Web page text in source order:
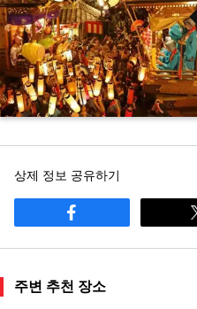
상제 정보 공유하기
주변 추천 장소